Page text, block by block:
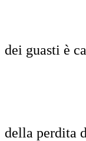
dei guasti è
della perdita